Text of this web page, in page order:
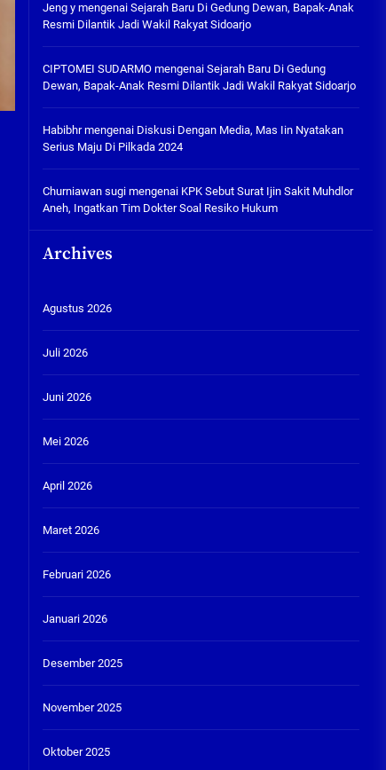
Jeng ymengenai Sejarah Baru Di Gedung Dewan, Bapak-Anak
Resmi Dilantik Jadi Wakil Rakyat Sidoarjo
CIPTOMEI SUDARMOmengenai Sejarah Baru Di Gedung
Dewan, Bapak-Anak Resmi Dilantik Jadi Wakil Rakyat Sidoarjo
Habibhrmengenai Diskusi Dengan Media, Mas Iin Nyatakan
Serius Maju Di Pilkada 2024
Churniawan sugimengenai KPK Sebut Surat Ijin Sakit Muhdlor
Aneh, Ingatkan Tim Dokter Soal Resiko Hukum
Archives
Agustus 2026
Juli 2026
Juni 2026
Mei 2026
April 2026
Maret 2026
Februari 2026
Januari 2026
Desember 2025
November 2025
Oktober 2025